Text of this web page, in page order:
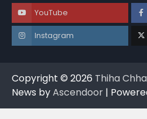
YouTube
Instagram
Copyright © 2026 Thiha
News byAscendoor |